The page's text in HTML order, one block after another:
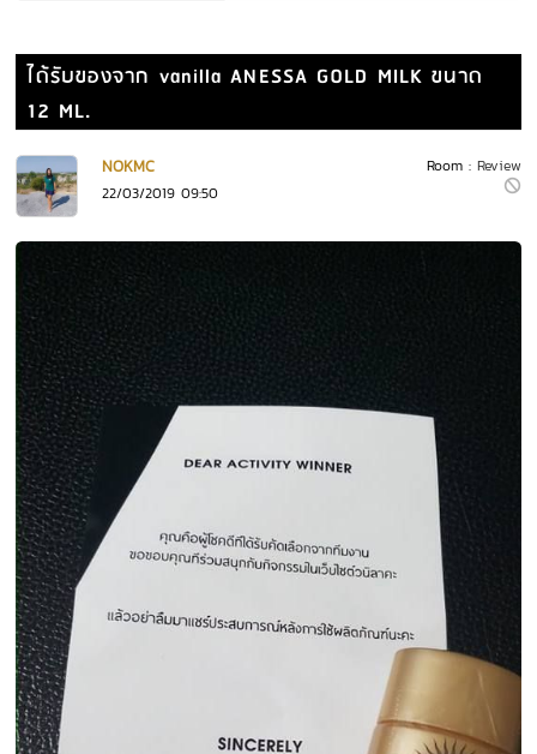
ได้รับของจาก vanilla ANESSA GOLD MILK ขนาด
12 ML.
Room : Review
NOKMC
22/03/2019 09:50